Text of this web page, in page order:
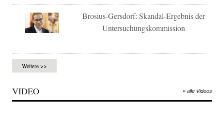
Brosius-Gersdorf: Skandal-Ergebnis der
Untersuchungskommission
Weitere >>
VIDEO » alle Videos